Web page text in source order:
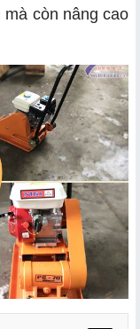
còn nâng cao